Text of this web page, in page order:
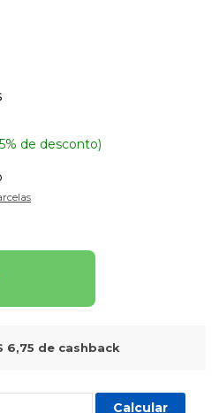
de desconto)
6,75 de cashback
Calcular